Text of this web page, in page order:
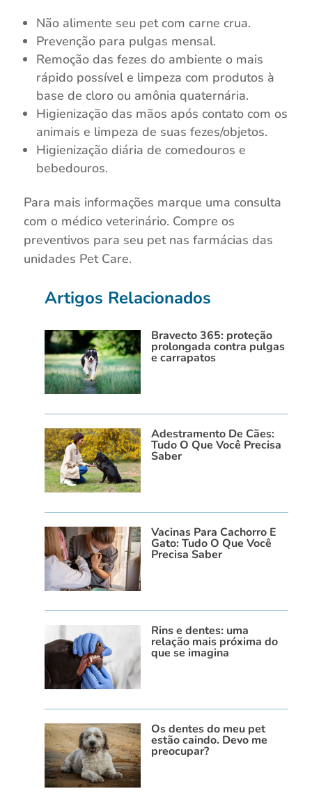
Não alimente seu pet com carne crua.
Prevenção para pulgas mensal.
Remoção das fezes do ambiente o mais
rápido possível e limpeza com produtos à
base de cloro ou amônia quaternária.
Higienização das mãos após contato com os
animais e limpeza de suas fezes/objetos.
Higienização diária de comedouros e
bebedouros.
Para mais informações marque uma consulta
com o médico veterinário. Compre os
preventivos para seu pet nas farmácias das
unidades Pet Care.
Artigos Relacionados
Bravecto 365: proteção
prolongada contra pulgas
e carrapatos
Adestramento De Cães:
Tudo O Que Você Precisa
Saber
Vacinas Para Cachorro E
Gato: Tudo O Que Você
Precisa Saber
Rins e dentes: uma
relação mais próxima do
que se imagina
Os dentes do meu pet
estão caindo. Devo me
preocupar?